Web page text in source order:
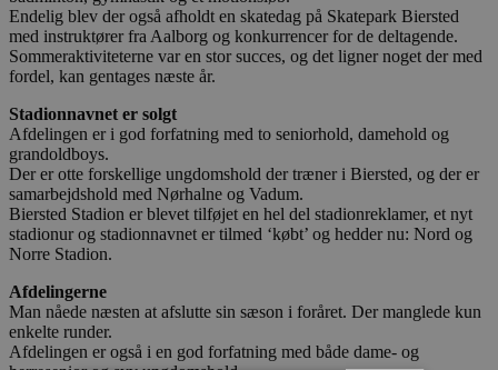
Endelig blev der også afholdt en skatedag på Skatepark Biersted
med instruktører fra Aalborg og konkurrencer for de deltagende.
Sommeraktiviteterne var en stor succes, og det ligner noget der med
fordel, kan gentages næste år.
Stadionnavnet er solgt
Afdelingen er i god forfatning med to seniorhold, damehold og
grandoldboys.
Der er otte forskellige ungdomshold der træner i Biersted, og der er
samarbejdshold med Nørhalne og Vadum.
Biersted Stadion er blevet tilføjet en hel del stadionreklamer, et nyt
stadionur og stadionnavnet er tilmed ‘købt’ og hedder nu: Nord og
Norre Stadion.
Afdelingerne
Man nåede næsten at afslutte sin sæson i foråret. Der manglede kun
enkelte runder.
Afdelingen er også i en god forfatning med både dame- og